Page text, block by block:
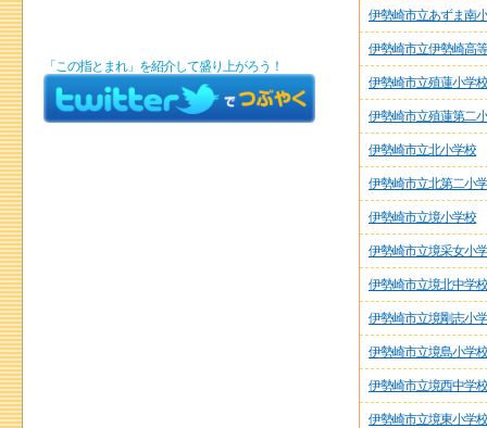
伊勢崎市立あずま南
伊勢崎市立伊勢崎高
伊勢崎市立殖蓮小学校
伊勢崎市立殖蓮第二
伊勢崎市立北小学校
伊勢崎市立北第二小
伊勢崎市立境小学校
伊勢崎市立境采女小
伊勢崎市立境北中学校
伊勢崎市立境剛志小
伊勢崎市立境島小学校
伊勢崎市立境西中学校
伊勢崎市立境東小学校
「この指とまれ」を紹介して盛り上がろう！